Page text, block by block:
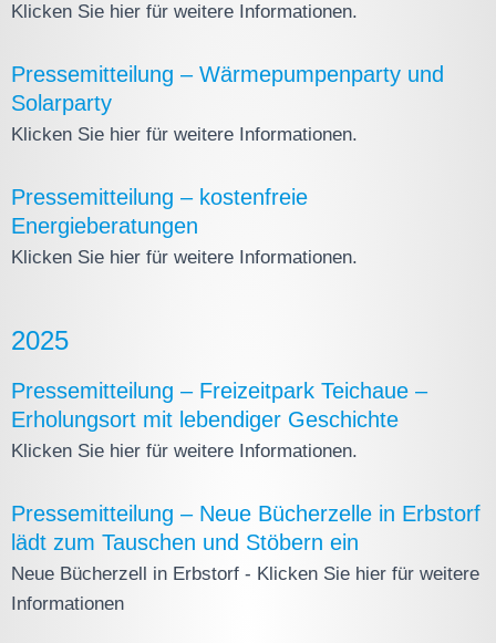
Klicken Sie hier für weitere Informationen.
Pressemitteilung – Wärmepumpenparty und
Solarparty
Klicken Sie hier für weitere Informationen.
Pressemitteilung – kostenfreie
Energieberatungen
Klicken Sie hier für weitere Informationen.
2025
Pressemitteilung – Freizeitpark Teichaue –
Erholungsort mit lebendiger Geschichte
Klicken Sie hier für weitere Informationen.
Pressemitteilung – Neue Bücherzelle in Erbstorf
lädt zum Tauschen und Stöbern ein
Neue Bücherzell in Erbstorf - Klicken Sie hier für weitere
Informationen